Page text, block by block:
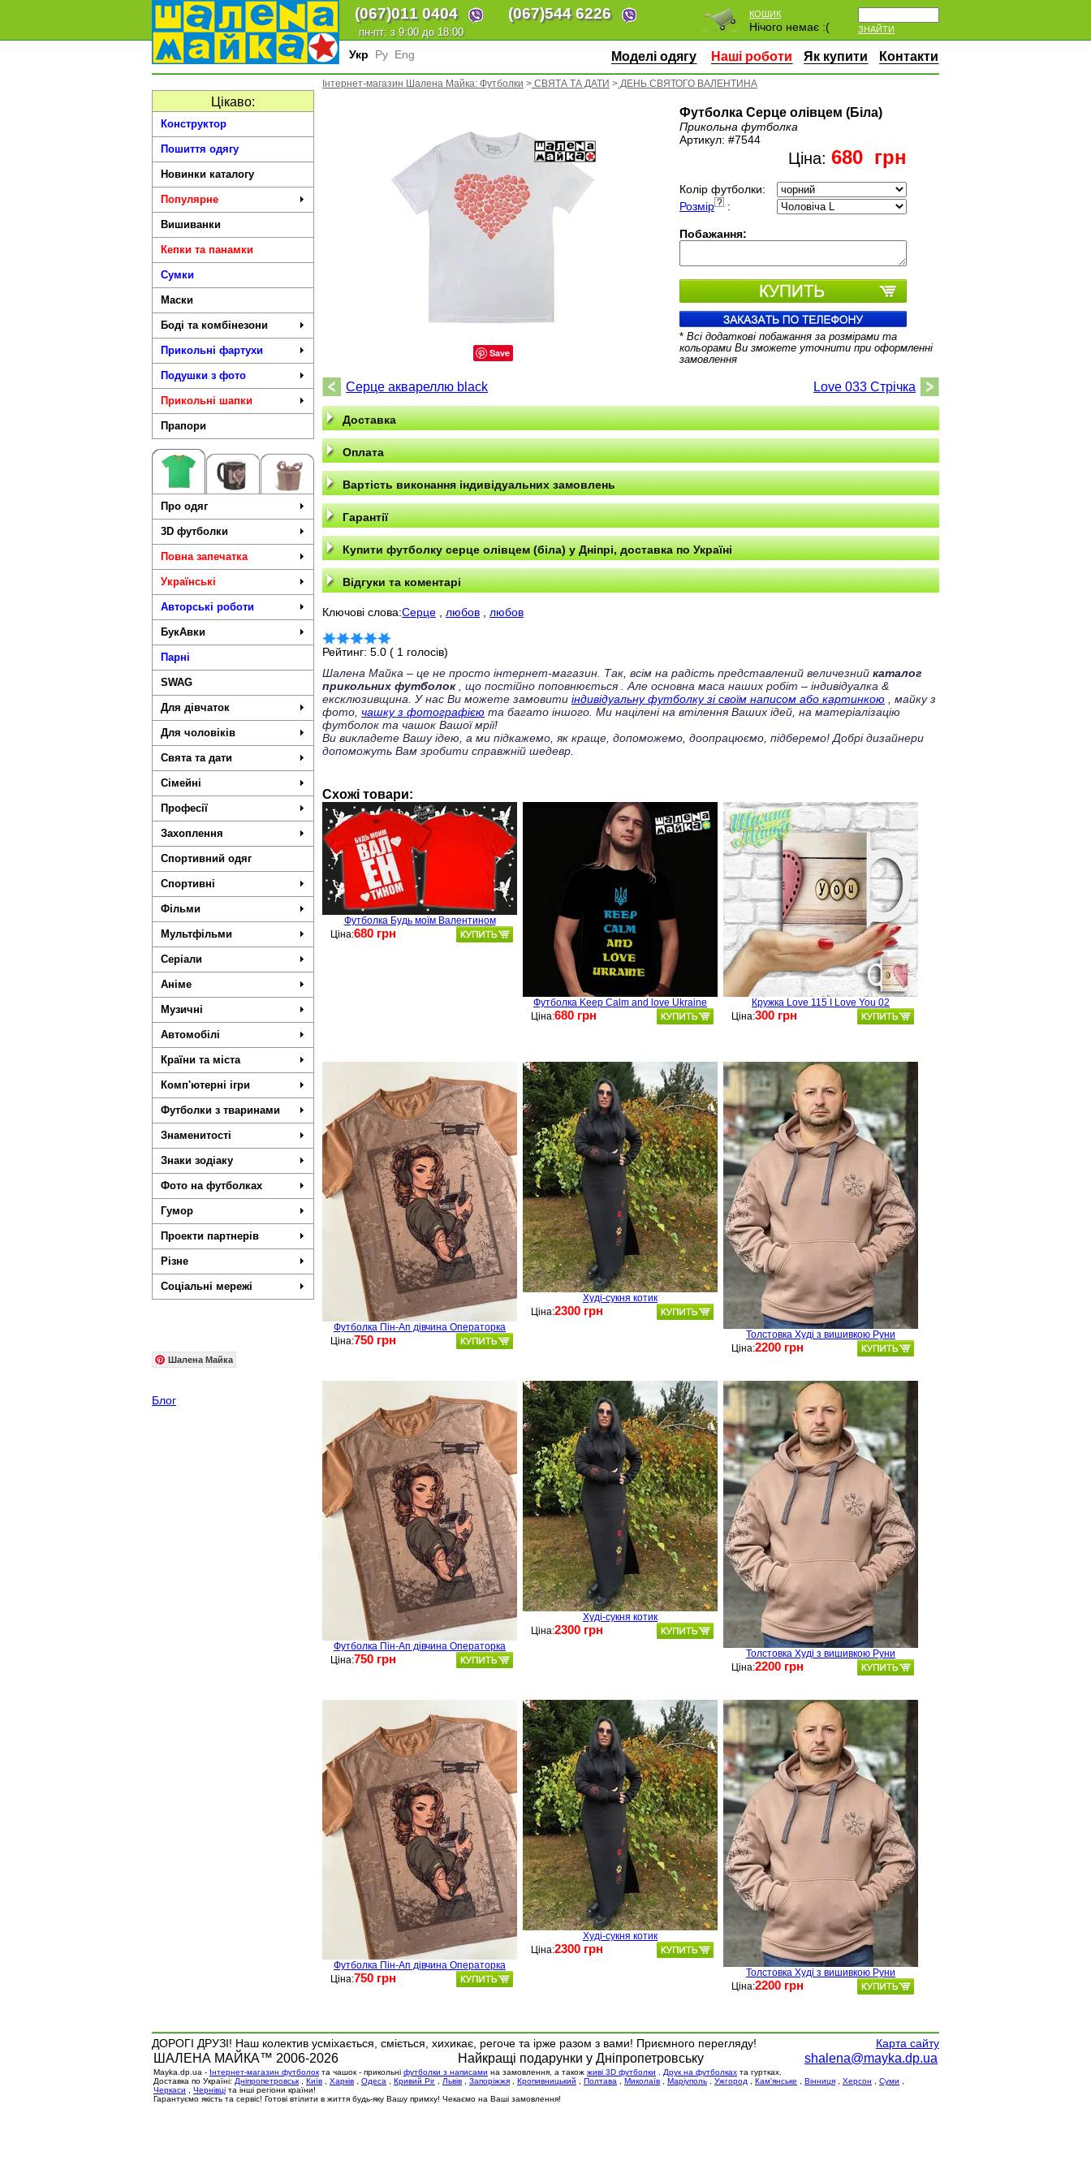
(067)011 0404 (067)544 6226
пн-пт: з 9:00 до 18:00 ЗНАЙТИ
КОШИК
Нічого немає :(
Укр Ру Eng Моделі одягу Наші роботи Як купити Контакти
Цікаво:
Конструктор
Пошиття одягу
Новинки каталогу
Популярне
Вишиванки
Кепки та панамки
Сумки
Маски
Боді та комбінезони
Прикольні фартухи
Подушки з фото
Прикольні шапки
Прапори
Про одяг
3D футболки
Повна запечатка
Українські
Авторські роботи
БукАвки
Парні
SWAG
Для дівчаток
Для чоловіків
Свята та дати
Сімейні
Професії
Захоплення
Спортивний одяг
Спортивні
Фільми
Мультфільми
Серіали
Аніме
Музичні
Автомобілі
Країни та міста
Комп'ютерні ігри
Футболки з тваринами
Знаменитості
Знаки зодіаку
Фото на футболках
Гумор
Проекти партнерів
Різне
Соціальні мережі
Шалена Майка
Блог
Інтернет-магазин Шалена Майка: Футболки > СВЯТА ТА ДАТИ > ДЕНЬ СВЯТОГО ВАЛЕНТИНА
Save
Футболка Серце олівцем (Біла)
Прикольна футболка
Артикул: #7544
Ціна: 680 грн
Колір футболки:
Розмір
:
Побажання:
* Всі додаткові побажання за розмірами та
кольорами Ви зможете уточнити при оформленні
замовлення
Серце аквареллю black Love 033 Стрічка
Доставка
Оплата
Вартість виконання індивідуальних замовлень
Гарантії
Купити футболку серце олівцем (біла) у Дніпрі, доставка по Україні
Відгуки та коментарі
Ключові слова:Серце любов любов
Рейтинг: 5.0 ( 1 голосів)
Шалена Майка – це не просто інтернет-магазин. Так, всім на радість представлений величезний каталог
прикольних футболок, що постійно поповнюється
. Але основна маса наших робіт – індивідуалка &
ексклюзивщина. У нас Ви можете замовити індивідуальну футболку зі своїм написом або картинкою , майку з
фото, чашку з фотографією та багато іншого. Ми націлені на втілення Ваших ідей, на матеріалізацію
футболок та чашок Вашої мрії!
Ви викладете Вашу ідею, а ми підкажемо, як краще, допоможемо, доопрацюємо, підберемо! Добрі дизайнери
допоможуть Вам зробити справжній шедевр.
Схожі товари:
Футболка Будь моїм Валентином
Ціна:680 грн
Футболка Keep Calm and love Ukraine
Ціна:680 грн
Кружка Love 115 I Love You 02
Ціна:300 грн
Футболка Пін-Ап дівчина Операторка
Ціна:750 грн
Худі-сукня котик
Ціна:2300 грн
Толстовка Худі з вишивкою Руни
Ціна:2200 грн
Футболка Пін-Ап дівчина Операторка
Ціна:750 грн
Худі-сукня котик
Ціна:2300 грн
Толстовка Худі з вишивкою Руни
Ціна:2200 грн
Футболка Пін-Ап дівчина Операторка
Ціна:750 грн
Худі-сукня котик
Ціна:2300 грн
Толстовка Худі з вишивкою Руни
Ціна:2200 грн
Карта сайту
ДОРОГІ ДРУЗІ! Наш колектив усміхається, сміється, хихикає, регоче та ірже разом з вами! Приємного перегляду!
ШАЛЕНА МАЙКА™ 2006-2026 Найкращі подарунки у Дніпропетровську shalena@mayka.dp.ua
Mayka.dp.ua - Інтернет-магазин футболок та чашок - прикольні футболки з написами на замовлення, а також живі 3D футболки Друк на футболках та гуртках.
Доставка по Україні: Дніпропетровськ Київ Харків Одеса Кривий Ріг Львів Запоріжжя Кропивницький Полтава Миколаїв Маріуполь Ужгород Кам'янське Вінниця Херсон Суми
Черкаси
Чернівці та інші регіони країни!
Гарантуємо якість та сервіс! Готові втілити в життя будь-яку Вашу примху! Чекаємо на Ваші замовлення!